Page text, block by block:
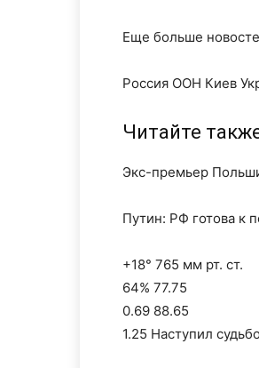
Еще больше
Россия ООН Киев
Читайте
Экс-премьер
Путин: РФ готова к
+18° 765 мм рт. ст.
64% 77.75
0.69 88.65
1.25 Наступил